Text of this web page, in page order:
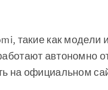
такие как модели
автономно
на официальном